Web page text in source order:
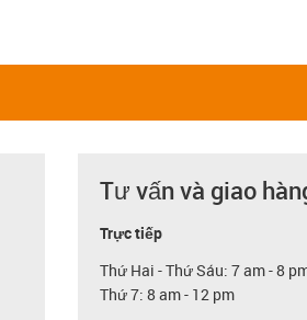
Tư vấn và giao
Trực tiếp
Thứ Hai - Thứ Sáu: 7 am - 8
Thứ 7: 8 am - 12 pm